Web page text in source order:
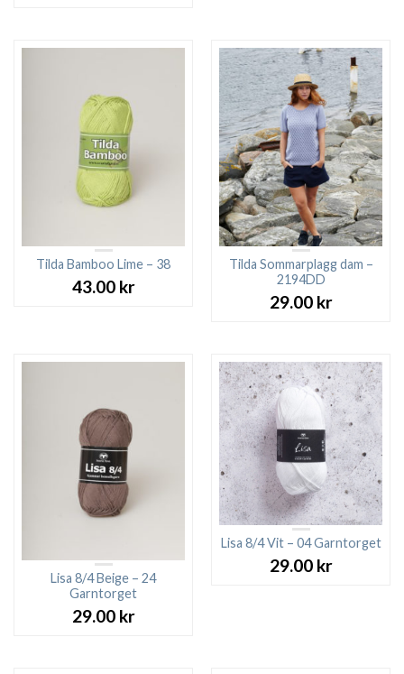
Tilda Bamboo Lime – 38
43.00 kr
Tilda Sommarplagg dam –
2194DD
29.00 kr
Lisa 8/4 Beige – 24
Garntorget
29.00 kr
Lisa 8/4 Vit – 04 Garntorget
29.00 kr